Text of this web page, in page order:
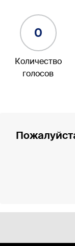
0
Количество
голосов